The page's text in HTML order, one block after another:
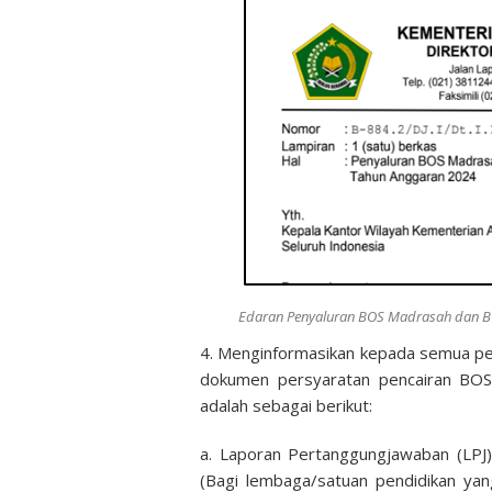
Edaran Penyaluran BOS Madrasah dan
4. Menginformasikan kepada semua
dokumen persyaratan pencairan
adalah sebagai berikut:
a. Laporan Pertanggungjawaban
(Bagi lembaga/satuan pendidikan